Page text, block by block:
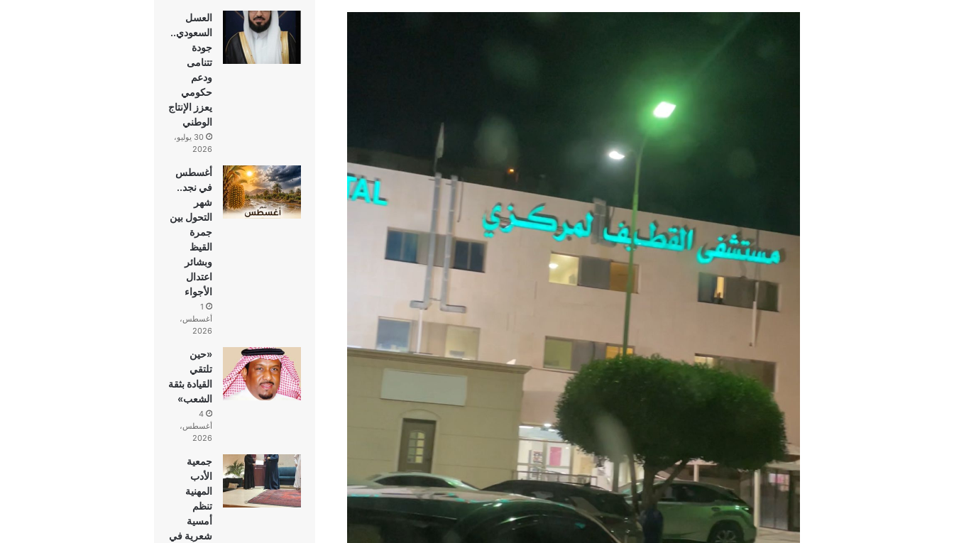
العسل
السعودي..
جودة
تتنامى
ودعم
حكومي
يعزز الإنتاج
الوطني
30 يوليو،
2026
أغسطس
في نجد..
شهر
التحول بين
جمرة
القيظ
وبشائر
اعتدال
الأجواء
1
أغسطس،
2026
«حين
تلتقي
القيادة بثقة
الشعب»
4
أغسطس،
2026
جمعية
الأدب
المهنية
تنظم
أمسية
شعرية في